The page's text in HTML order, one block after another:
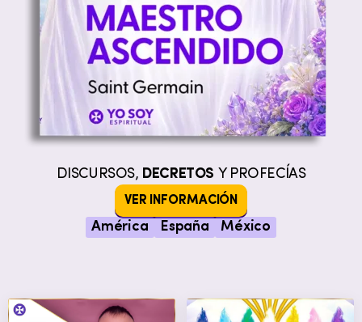
DISCURSOS, DECRETOS Y PROFECÍAS
VER INFORMACIÓN
América España México